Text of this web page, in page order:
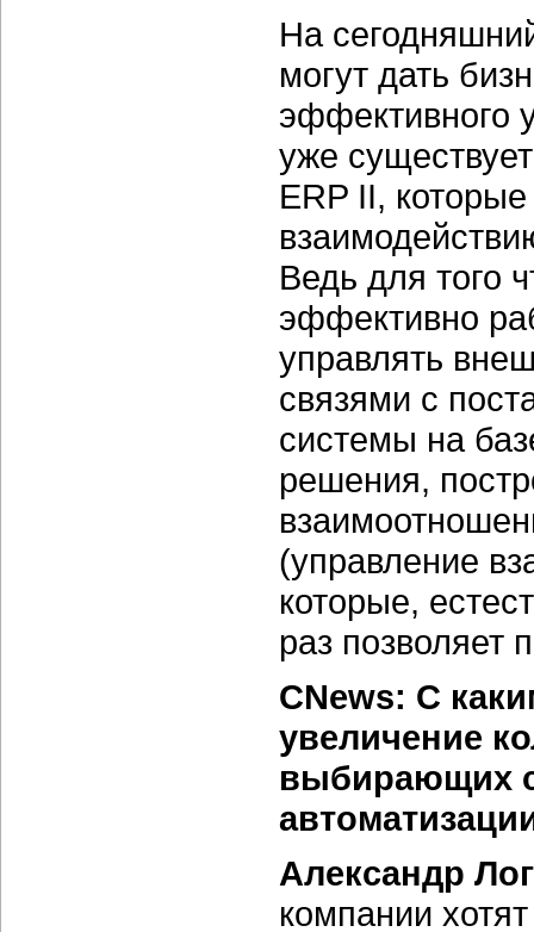
На
могут дать
эффективного
уже
ERP II,
Ведь для того
эффективно
управлять
связями с
системы на
решения,
(управление
которые,
раз позволяет
CNews: С
увеличение
выбирающих
Александр
компании